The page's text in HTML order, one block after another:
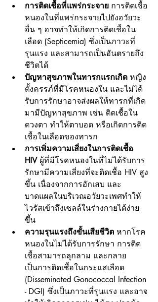
การติดเชื้อที่แพร่กระจาย การติดเชื้อ
หนองในที่แพร่กระจายไปยังอวัยวะ
อื่น ๆ อาจทำให้เกิดการติดเชื้อใน
เลือด (Septicemia) ซึ่งเป็นภาวะที่
รุนแรง และสามารถเป็นอันตรายถึง
ชีวิตได้
ปัญหาสุขภาพในทารกแรกเกิด หญิง
ตั้งครรภ์ที่มีโรคหนองใน และไม่ได้
รับการรักษาอาจส่งผลให้ทารกที่เกิด
มามีปัญหาสุขภาพ เช่น ติดเชื้อใน
ดวงตา ทำให้ตาบอด หรือเกิดการติด
เชื้อในเลือดของทารก
การเพิ่มความเสี่ยงในการติดเชื้อ
HIV ผู้ที่มีโรคหนองในที่ไม่ได้รับการ
รักษามีความเสี่ยงที่จะติดเชื้อ HIV สูง
ขึ้น เนื่องจากการอักเสบ และ
บาดแผลในบริเวณอวัยวะเพศทำให้
ไวรัสเข้าถึงเซลล์ในร่างกายได้ง่าย
ขึ้น
ความรุนแรงถึงขั้นเสียชีวิต หากโรค
หนองในไม่ได้รับการรักษา การติด
เชื้อสามารถลุกลาม และกลาย
เป็นการติดเชื้อในกระแสเลือด
(Disseminated Gonococcal Infection
- DGI) ซึ่งเป็นภาวะที่รุนแรง และอาจ